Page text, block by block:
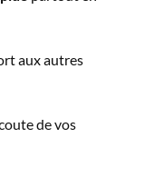
aux autres
de vos